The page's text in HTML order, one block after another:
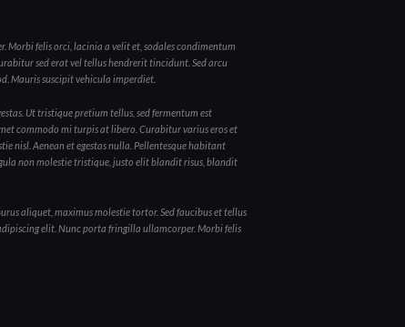
felis orci, lacinia a velit et, sodales condimentum
sed erat vel tellus hendrerit tincidunt. Sed arcu
Mauris suscipit vehicula imperdiet.
Ut tristique pretium tellus, sed fermentum est
commodo mi turpis at libero. Curabitur varius eros et
nisl. Aenean et egestas nulla. Pellentesque habitant
non molestie tristique, justo elit blandit risus, blandit
aliquet, maximus molestie tortor. Sed faucibus et tellus
elit. Nunc porta fringilla ullamcorper. Morbi felis